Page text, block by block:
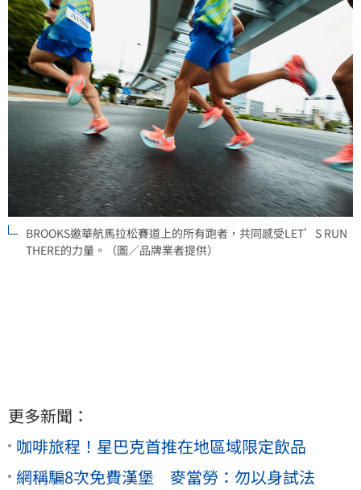
BROOKS邀華航馬拉松賽道上的所有跑者，共同感受LET’S RUN
THERE的力量。（圖／品牌業者提供）
更多新聞：
咖啡旅程！星巴克首推在地區域限定飲品
網稱騙8次免費漢堡 麥當勞：勿以身試法